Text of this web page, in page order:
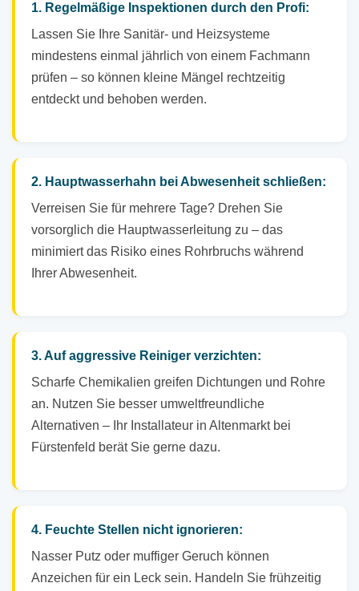
1. Regelmäßige Inspektionen durch den Profi:
Lassen Sie Ihre Sanitär- und Heizsysteme
mindestens einmal jährlich von einem Fachmann
prüfen – so können kleine Mängel rechtzeitig
entdeckt und behoben werden.
2. Hauptwasserhahn bei Abwesenheit schließen:
Verreisen Sie für mehrere Tage? Drehen Sie
vorsorglich die Hauptwasserleitung zu – das
minimiert das Risiko eines Rohrbruchs während
Ihrer Abwesenheit.
3. Auf aggressive Reiniger verzichten:
Scharfe Chemikalien greifen Dichtungen und Rohre
an. Nutzen Sie besser umweltfreundliche
Alternativen – Ihr Installateur in Altenmarkt bei
Fürstenfeld berät Sie gerne dazu.
4. Feuchte Stellen nicht ignorieren:
Nasser Putz oder muffiger Geruch können
Anzeichen für ein Leck sein. Handeln Sie frühzeitig